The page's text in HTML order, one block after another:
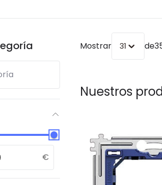
€
Mostrar 31 de
Nuestros
navegación, analizar tu
permitan seguir mejorando.
anuncios. Las cookies
aceptarlas, rechazarlas o
consentimiento, Google
Condiciones.